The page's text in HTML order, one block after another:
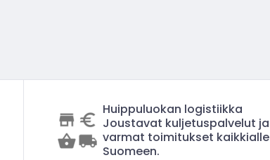
Huippuluokan logistiikka
Joustavat kuljetuspalvelut ja
varmat toimitukset kaikkialle
Suomeen.